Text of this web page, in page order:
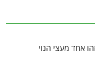
אחד מעצי הנוי